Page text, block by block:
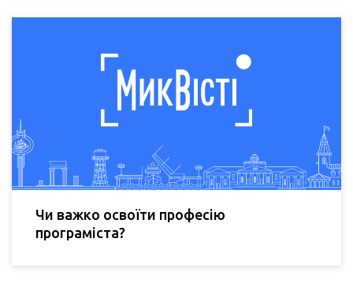
Чи важко освоїти професію
програміста?